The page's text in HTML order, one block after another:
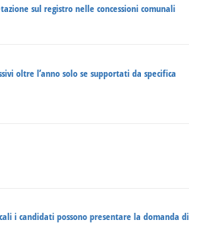
sul registro nelle concessioni comunali
oltre l’anno solo se supportati da specifica
i candidati possono presentare la domanda di